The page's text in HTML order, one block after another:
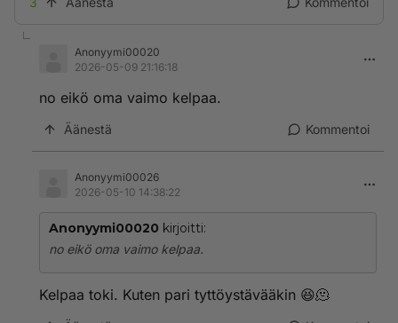
Anonyymi00020
2026-05-09 21:16:18
no eikö oma vaimo kelpaa.
Äänestä Kommentoi
Anonyymi00026
2026-05-10 14:38:22
Anonyymi00020 kirjoitti:
no eikö oma vaimo kelpaa.
Kelpaa toki. Kuten pari tyttöystävääkin 😆🫠